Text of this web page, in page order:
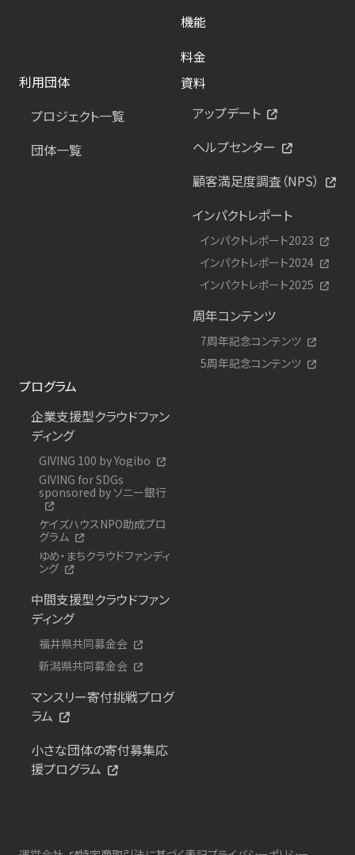
機能
料金
利用団体
プロジェクト一覧
団体一覧
資料
アップデート
ヘルプセンター
顧客満足度調査（NPS）
インパクトレポート
インパクトレポート2023
インパクトレポート2024
インパクトレポート2025
周年コンテンツ
7周年記念コンテンツ
5周年記念コンテンツ
プログラム
企業支援型クラウドファン
ディング
GIVING 100 by Yogibo
GIVING for SDGs
sponsored by ソニー銀行
ケイズハウスNPO助成プロ
グラム
ゆめ・まちクラウドファンディ
ング
中間支援型クラウドファン
ディング
福井県共同募金会
新潟県共同募金会
マンスリー寄付挑戦プログ
ラム
小さな団体の寄付募集応
援プログラム